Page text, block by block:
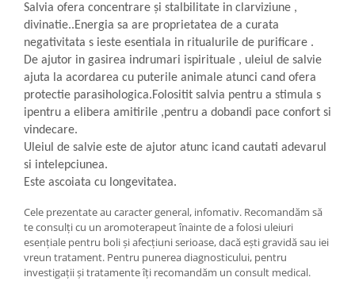
Salvia ofera concentrare și stalbilitate in clarviziune ,
divinatie..Energia sa are proprietatea de a curata
negativitata s ieste esentiala in ritualurile de purificare .
De ajutor in gasirea indrumari ispirituale , uleiul de salvie
ajuta la acordarea cu puterile animale atunci cand ofera
protectie parasihologica.Folositit salvia pentru a stimula s
ipentru a elibera amitirile ,pentru a dobandi pace confort si
vindecare.
Uleiul de salvie este de ajutor atunc icand cautati adevarul
si intelepciunea.
Este ascoiata cu longevitatea.
Cele prezentate au caracter general, infomativ. Recomandăm să
te consulți cu un aromoterapeut înainte de a folosi uleiuri
esențiale pentru boli și afecțiuni serioase, dacă ești gravidă sau iei
vreun tratament. Pentru punerea diagnosticului, pentru
investigații și tratamente îți recomandăm un consult medical.